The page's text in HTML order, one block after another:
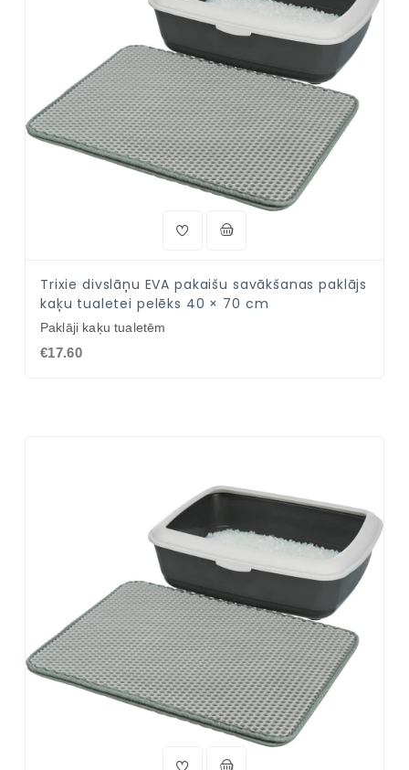
Trixie divslāņu EVA pakaišu savākšanas paklājs
kaķu tualetei pelēks 40 × 70 cm
Paklāji kaķu tualetēm
€17.60